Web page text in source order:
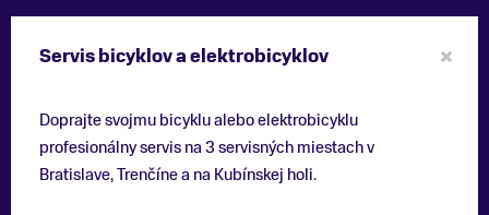
Servis bicyklov a elektrobicyklov
Doprajte svojmu bicyklu alebo elektrobicyklu
profesionálny servis na 3 servisných miestach v
Bratislave, Trenčíne a na Kubínskej holi.